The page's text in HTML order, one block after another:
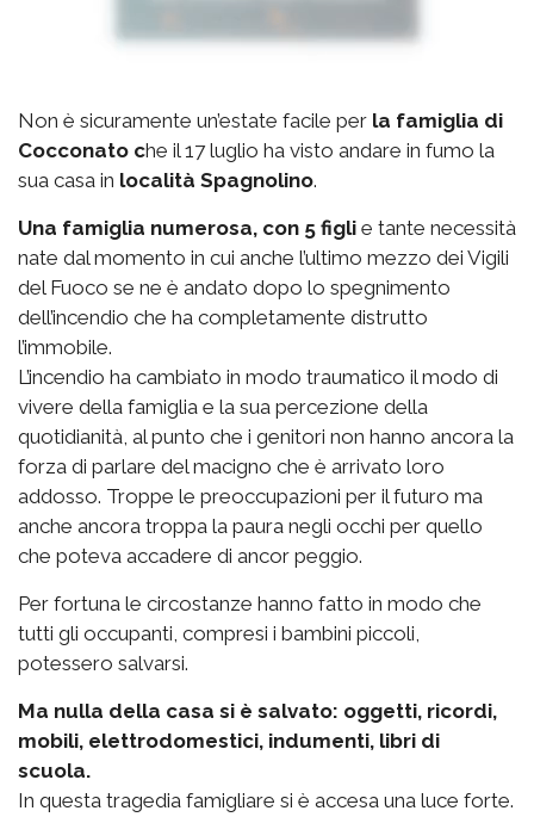
Non è sicuramente un’estate facile per la famiglia di
Cocconato che il 17 luglio ha visto andare in fumo la
sua casa in località Spagnolino.
Una famiglia numerosa, con 5 figli e tante necessità
nate dal momento in cui anche l’ultimo mezzo dei Vigili
del Fuoco se ne è andato dopo lo spegnimento
dell’incendio che ha completamente distrutto
l’immobile.
L’incendio ha cambiato in modo traumatico il modo di
vivere della famiglia e la sua percezione della
quotidianità, al punto che i genitori non hanno ancora la
forza di parlare del macigno che è arrivato loro
addosso. Troppe le preoccupazioni per il futuro ma
anche ancora troppa la paura negli occhi per quello
che poteva accadere di ancor peggio.
Per fortuna le circostanze hanno fatto in modo che
tutti gli occupanti, compresi i bambini piccoli,
potessero salvarsi.
Ma nulla della casa si è salvato: oggetti, ricordi,
mobili, elettrodomestici, indumenti, libri di
scuola.
In questa tragedia famigliare si è accesa una luce forte.